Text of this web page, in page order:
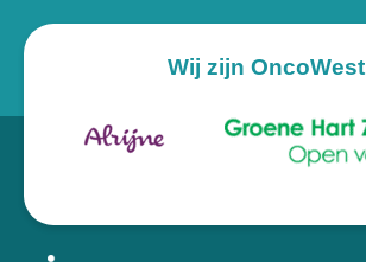
Wij zijn OncoWest